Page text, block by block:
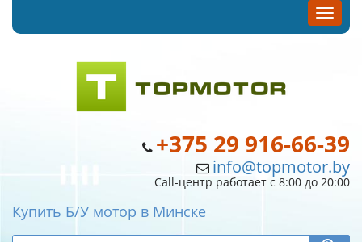
+375 29 916-66-39
info@topmotor.by
Call-центр работает с 8:00 до 20:00
Купить Б/У мотор в Минске